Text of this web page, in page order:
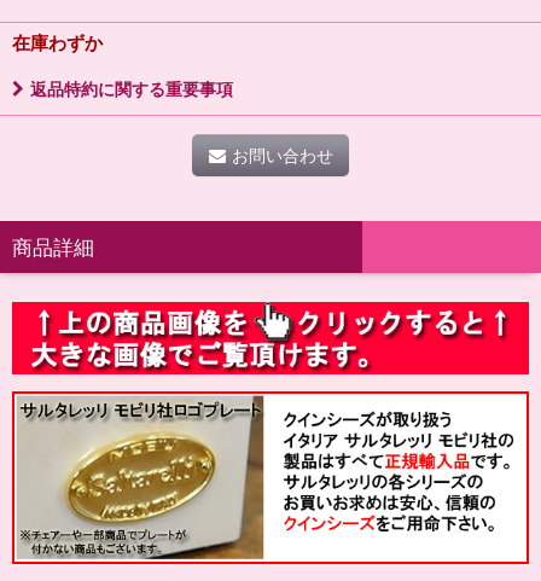
在庫わずか
返品特約に関する重要事項
お問い合わせ
商品詳細